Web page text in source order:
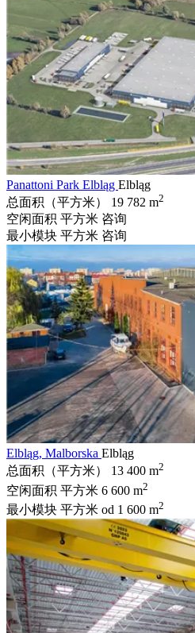
Panattoni Park Elbląg Elbląg
总面积（平方米）
19 782 m2
空闲面积 平方米 咨询
最小模块 平方米 咨询
Elbląg, Malborska Elbląg
总面积（平方米）
13 400 m2
空闲面积 平方米 6 600 m2
最小模块 平方米 od 1 600 m2